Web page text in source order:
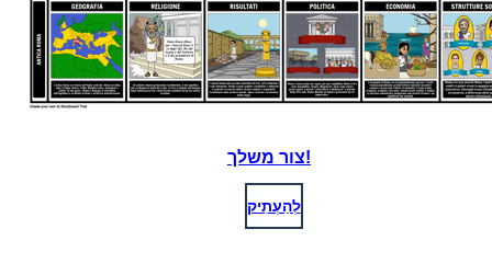
צור משלך!
לְהַעְתִיק